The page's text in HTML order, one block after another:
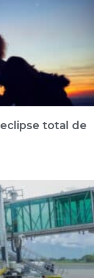
total de